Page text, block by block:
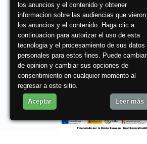
Condiciones de uso
Login
los anuncios y el contenido y obtener
informacion sobre las audiencias que vieron
los anuncios y el contenido. Haga clic a
continuacion para autorizar el uso de esta
tecnologia y el procesamiento de sus datos
personales para estos fines. Puede cambiar
de opinion y cambiar sus opciones de
consentimiento en cualquier momento al
regresar a este sitio.
Aceptar Leer más